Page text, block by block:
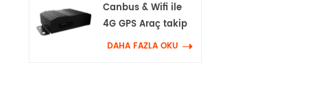
Canbus & Wifi ile
4G GPS Araç takip
cihazı
DAHA FAZLA OKU